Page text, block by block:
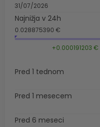
31/07/2026
Najnižja v 24h
0.028875390 €
+0.000191203 €
Pred 1 tednom
Pred 1 mesecem
Pred 6 meseci